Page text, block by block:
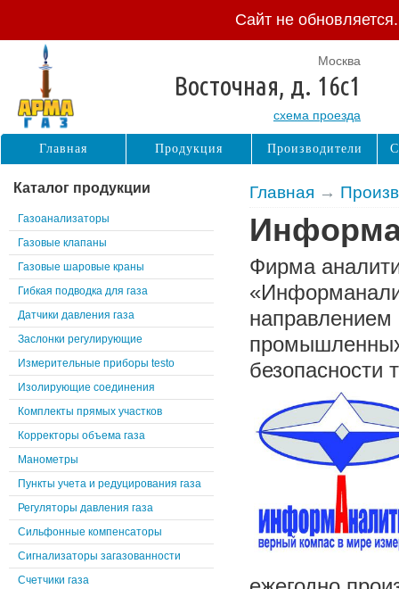
Сайт не
Главная →
Фирма
промышленных
безопасности
Каталог продукции
Газоанализаторы
Газовые клапаны
Газовые шаровые краны
Гибкая подводка для газа
Датчики давления газа
Заслонки регулирующие
Измерительные приборы testo
Изолирующие соединения
Комплекты прямых участков
Корректоры объема газа
Манометры
Пункты учета и редуцирования газа
Регуляторы давления газа
Сильфонные компенсаторы
Сигнализаторы загазованности
Счетчики газа
Москва
Восточная, д. 16с1
схема проезда
Главная Продукция Производители